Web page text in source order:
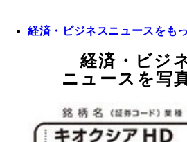
経済・ビジネスニュースをも
経済・ビジ
ニュースを写